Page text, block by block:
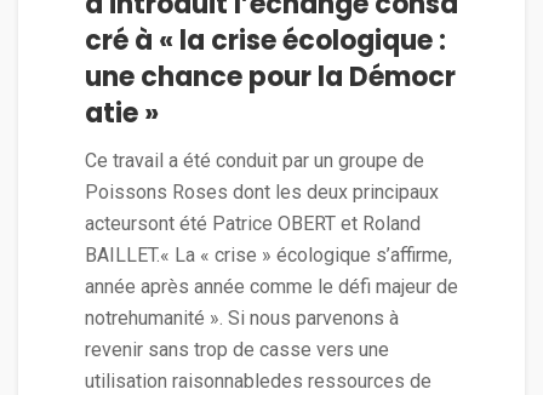
cré à « la crise écologique :
une chance pour la Démocr
atie »
Ce travail a été conduit par un groupe de
Poissons Roses dont les deux principaux
acteursont été Patrice OBERT et Roland
BAILLET.« La « crise » écologique s’affirme,
année après année comme le défi majeur de
notrehumanité ». Si nous parvenons à
revenir sans trop de casse vers une
utilisation raisonnabledes ressources de